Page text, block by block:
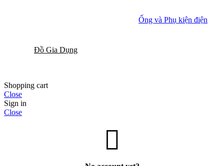
Ống và Phụ kiện điện
Đồ Gia Dụng
Shopping cart
Close
Sign in
Close